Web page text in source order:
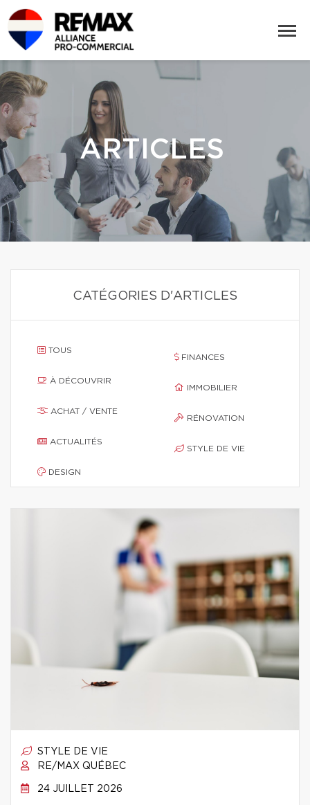
ARTICLES
CATÉGORIES D'ARTICLES
TOUS
À DÉCOUVRIR
ACHAT / VENTE
ACTUALITÉS
DESIGN
FINANCES
IMMOBILIER
RÉNOVATION
STYLE DE VIE
STYLE DE VIE
RE/MAX QUÉBEC
24 JUILLET 2026